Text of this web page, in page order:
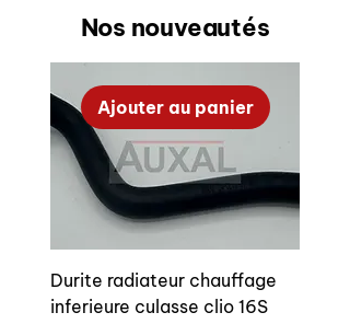
Le cache + le doigt se casse au
démontage ce qui rend leur
réutilisation impossible.
Nous proposons aussi ce kit à l'unité
Genuine O/E Peugeot 205 GTI Phase 1
internal door pin trim / surround
Brand New Genuine Item
Suitable for Phase 1 vehicles only.
Nos nouveautés
Ajouter au panier
Durite radiateur chauffage
inferieure culasse clio 16S